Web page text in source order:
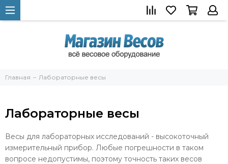
Главная Лабораторные весы
Лабораторные весы
Весы для лабораторных исследований - высокоточный
измерительный прибор. Любые погрешности в таком
вопросе недопустимы, поэтому точность таких весов